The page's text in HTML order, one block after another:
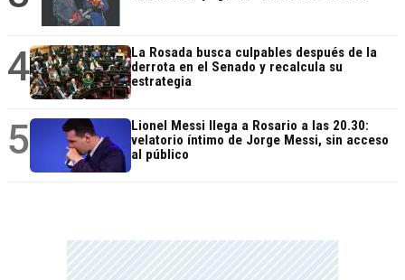
4
La Rosada busca culpables después de la
derrota en el Senado y recalcula su
estrategia
5
Lionel Messi llega a Rosario a las 20.30:
velatorio íntimo de Jorge Messi, sin acceso
al público